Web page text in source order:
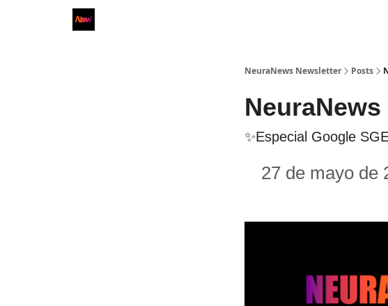
NeuraNews Newsletter Posts
NeuraNews
✨Especial Google
27 de mayo de